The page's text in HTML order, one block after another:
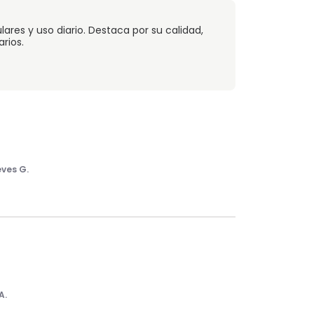
y uso diario. Destaca por su calidad,
G.